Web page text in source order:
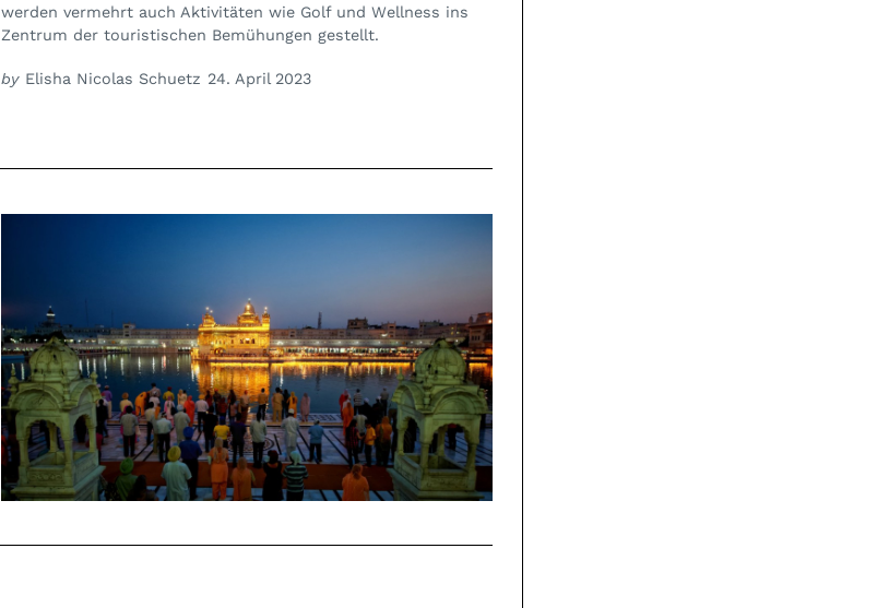
werden vermehrt auch Aktivitäten wie Golf und Wellness ins
Zentrum der touristischen Bemühungen gestellt.
by Elisha Nicolas Schuetz 24. April 2023